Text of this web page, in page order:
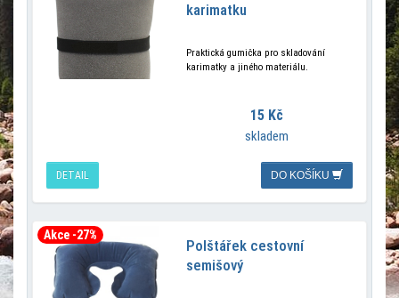
karimatku
Praktická gumička pro skladování
karimatky a jiného materiálu.
15 Kč
skladem
DETAIL DO KOŠÍKU
Polštářek cestovní
semišový
Akce -27%